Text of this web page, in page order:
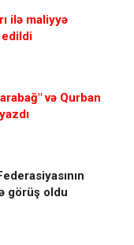
ilə maliyyə
edildi
və Qurban
görüş oldu